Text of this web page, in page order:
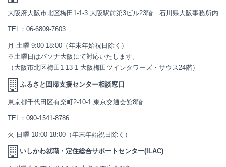
大阪府大阪市北区梅田1-1-3 大阪駅前第3ビル23階 石川県大阪事務所内
TEL： 06-6809-7603
月-土曜 9:00-18:00（年末年始祝日除く）
※土曜日はパソナ大阪にて対応いたします。
（大阪市北区梅田1-13-1 大阪梅田ツインタワーズ・サウス24階）
ふるさと回帰支援センター相談窓口
東京都千代田区有楽町2-10-1 東京交通会館8階
TEL： 090-1541-8786
火-日曜 10:00-18:00（年末年始祝日除く）
いしかわ就職・定住総合サポートセンター(ILAC)